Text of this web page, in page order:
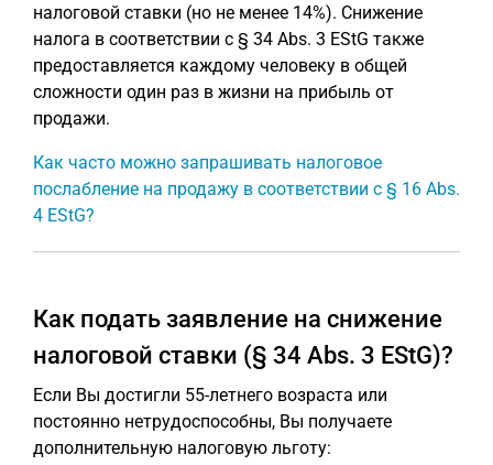
налоговой ставки (но не менее 14%). Снижение
налога в соответствии с § 34 Abs. 3 EStG также
предоставляется каждому человеку в общей
сложности один раз в жизни на прибыль от
продажи.
Как часто можно запрашивать налоговое
послабление на продажу в соответствии с § 16 Abs.
4 EStG?
Как подать заявление на снижение
налоговой ставки (§ 34 Abs. 3 EStG)?
Если Вы достигли 55-летнего возраста или
постоянно нетрудоспособны, Вы получаете
дополнительную налоговую льготу: